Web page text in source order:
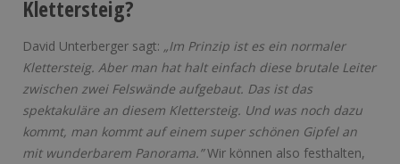
Klettersteig?
David Unterberger sagt: „Im Prinzip ist es ein normaler
Klettersteig. Aber man hat halt einfach diese brutale Leiter
zwischen zwei Felswände aufgebaut. Das ist das
spektakuläre an diesem Klettersteig. Und was noch dazu
kommt, man kommt auf einem super schönen Gipfel an
mit wunderbarem Panorama.”Wir können also festhalten,